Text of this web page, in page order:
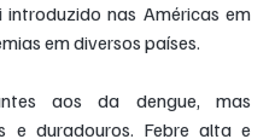
nas Américas em
em diversos países.
aos da dengue, mas
e duradouros. Febre alta e